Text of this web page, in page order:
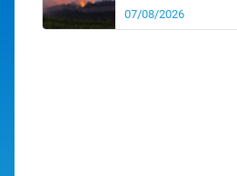
07/08/2026